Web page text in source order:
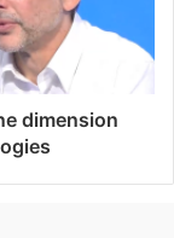
dimension